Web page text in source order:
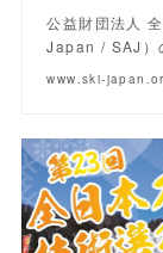
公益財団法人
Japan / SAJ）
www.ski-